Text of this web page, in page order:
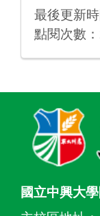
最後更新
點閱次數
國立中興大